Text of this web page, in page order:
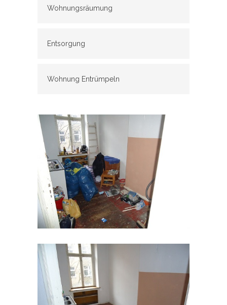
Wohnungsräumung
Entsorgung
Wohnung Entrümpeln